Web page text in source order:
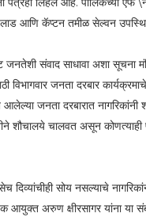
लाड आणि कॅप्टन तमीळ सेल्वन
संवाद साधावा अशा सूचना
विभागवार जनता दरबार
जनता दरबारात
शौचालये चालवत असून कोणत्याही
सोय नसल्याचे
अरुण क्षीरसागर यांना या